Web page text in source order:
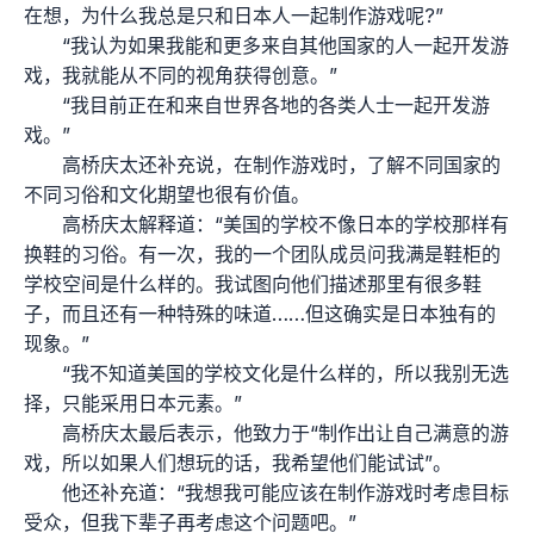
在想，为什么我总是只和日本人一起制作游戏呢?”
“我认为如果我能和更多来自其他国家的人一起开发游
戏，我就能从不同的视角获得创意。”
“我目前正在和来自世界各地的各类人士一起开发游
戏。”
高桥庆太还补充说，在制作游戏时，了解不同国家的
不同习俗和文化期望也很有价值。
高桥庆太解释道：“美国的学校不像日本的学校那样有
换鞋的习俗。有一次，我的一个团队成员问我满是鞋柜的
学校空间是什么样的。我试图向他们描述那里有很多鞋
子，而且还有一种特殊的味道……但这确实是日本独有的
现象。”
“我不知道美国的学校文化是什么样的，所以我别无选
择，只能采用日本元素。”
高桥庆太最后表示，他致力于“制作出让自己满意的游
戏，所以如果人们想玩的话，我希望他们能试试”。
他还补充道：“我想我可能应该在制作游戏时考虑目标
受众，但我下辈子再考虑这个问题吧。”